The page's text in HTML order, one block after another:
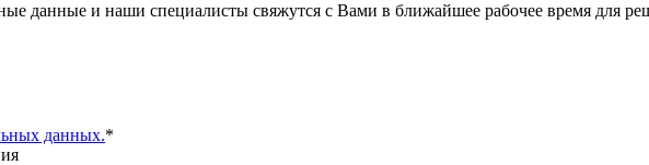
данные и наши специалисты свяжутся с Вами в ближайшее рабочее время для
данных.*